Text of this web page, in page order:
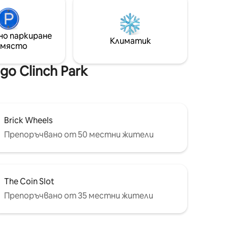
и на
жилище
Престоят включва едно
резервирано място за паркиране.
Ако търсите по - дългосрочно
отдаване под наем, моля, попълнете
паркиране
място
Климатик
Clinch Park
Brick Wheels
Препоръчвано от 50 местни жители
The Coin Slot
Препоръчвано от 35 местни жители